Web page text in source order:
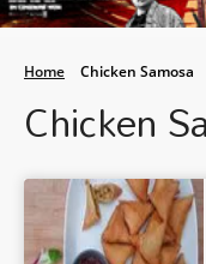
Home Chicken Samosa
Chicken